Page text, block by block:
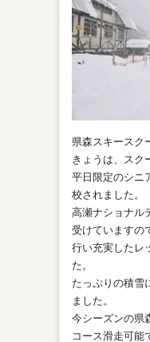
県森スキースク
きょうは、スク
平日限定のシニ
校されました。
高瀬ナショナル
受けていますの
行い充実したレ
た。
たっぷりの積雪
ました。
今シーズンの県
コース滑走可能